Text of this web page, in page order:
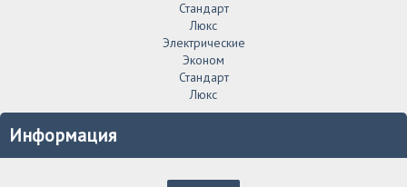
Стандарт
Люкс
Электрические
Эконом
Стандарт
Люкс
Информация